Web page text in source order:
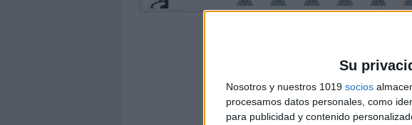
Su
Nosotros y nuestros 1019 socios
procesamos datos personales, como
para publicidad y contenido